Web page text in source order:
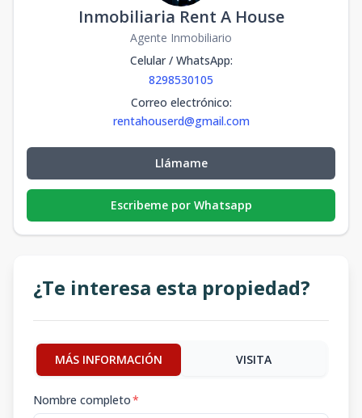
Inmobiliaria Rent A House
Agente Inmobiliario
Celular / WhatsApp:
8298530105
Correo electrónico:
rentahouserd@gmail.com
Llámame
Escribeme por Whatsapp
¿Te interesa esta propiedad?
MÁS INFORMACIÓN VISITA
Nombre completo*